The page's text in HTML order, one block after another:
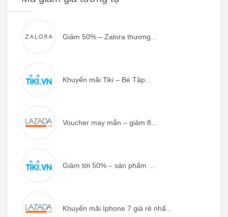
Giảm 50% – Zalora thương...
Khuyến mãi Tiki – Bé Tập...
Voucher may mắn – giảm 8...
Giảm tới 50% – sản phẩm ...
Khuyến mãi Iphone 7 giá rẻ nhấ...